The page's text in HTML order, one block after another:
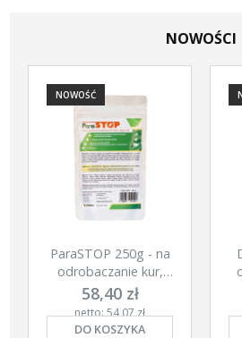
NOWOŚCI
ParaSTOP 250g - na
odrobaczanie kur,
gołębi i świń
58,40 zł
netto: 54,07 zł
DO KOSZYKA
NOWOŚĆ